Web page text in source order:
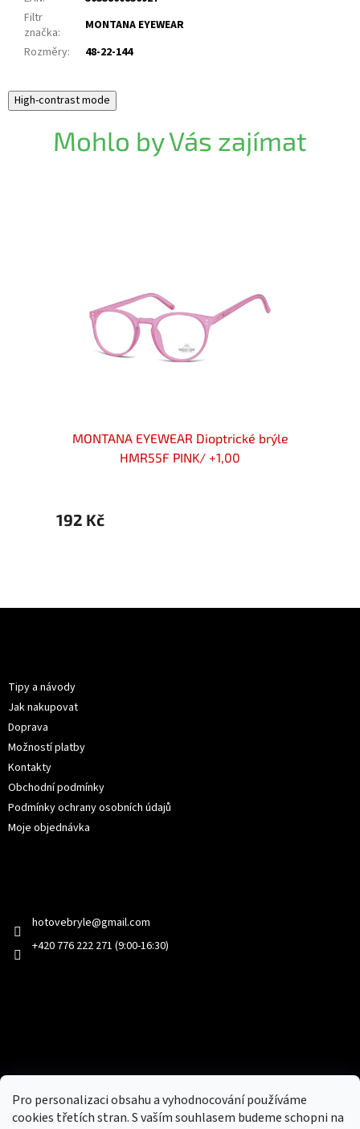
Pro personalizaci obsahu a vyhodnocování používáme
cookies třetích stran. S vaším souhlasem budeme schopni na
Filtr
značka:
MONTANA EYEWEAR
Rozměry: 48-22-144
High-contrast mode
Mohlo by Vás zajímat
MONTANA EYEWEAR Dioptrické brýle
HMR55F PINK/ +1,00
192 Kč
Tipy a návody
Jak nakupovat
Doprava
Možností platby
Kontakty
Obchodní podmínky
Podmínky ochrany osobních údajů
Moje objednávka
hotovebryle@gmail.com
+420 776 222 271 (9:00-16:30)